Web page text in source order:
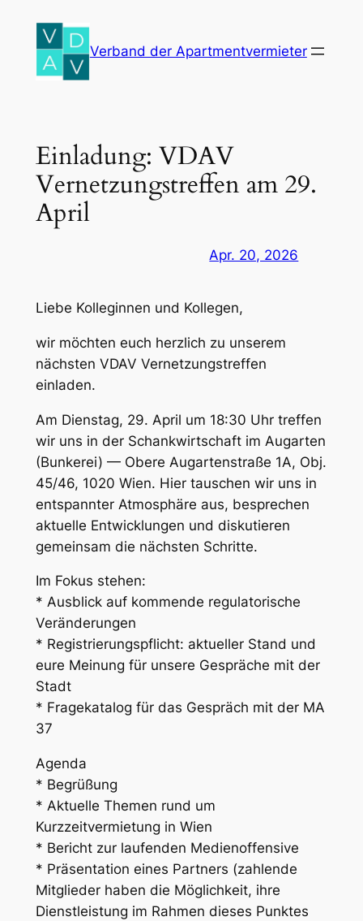
springen
Verband der Apartmentvermieter
Einladung: VDAV
Vernetzungstreffen am 29.
April
Apr. 20, 2026
Liebe Kolleginnen und Kollegen,
wir möchten euch herzlich zu unserem
nächsten VDAV Vernetzungstreffen
einladen.
Am Dienstag, 29. April um 18:30 Uhr treffen
wir uns in der Schankwirtschaft im Augarten
(Bunkerei) — Obere Augartenstraße 1A, Obj.
45/46, 1020 Wien. Hier tauschen wir uns in
entspannter Atmosphäre aus, besprechen
aktuelle Entwicklungen und diskutieren
gemeinsam die nächsten Schritte.
Im Fokus stehen:
* Ausblick auf kommende regulatorische
Veränderungen
* Registrierungspflicht: aktueller Stand und
eure Meinung für unsere Gespräche mit der
Stadt
* Fragekatalog für das Gespräch mit der MA
37
Agenda
* Begrüßung
* Aktuelle Themen rund um
Kurzzeitvermietung in Wien
* Bericht zur laufenden Medienoffensive
* Präsentation eines Partners (zahlende
Mitglieder haben die Möglichkeit, ihre
Dienstleistung im Rahmen dieses Punktes